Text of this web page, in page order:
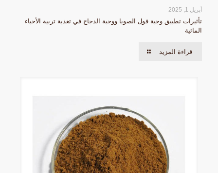
أبريل 1, 2025
تأثيرات تطبيق وجبة فول الصويا ووجبة الدجاج في تغذية تربية الأحياء
المائية
قراءة المزيد